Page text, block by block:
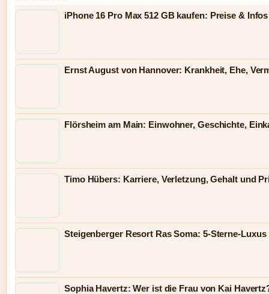
iPhone 16 Pro Max 512 GB kaufen: Preise &
Ernst August von Hannover: Krankheit, Ehe,
Flörsheim am Main: Einwohner, Geschichte,
Timo Hübers: Karriere, Verletzung, Gehalt und
Steigenberger Resort Ras Soma: 5-Sterne-Luxus
Sophia Havertz: Wer ist die Frau von Kai